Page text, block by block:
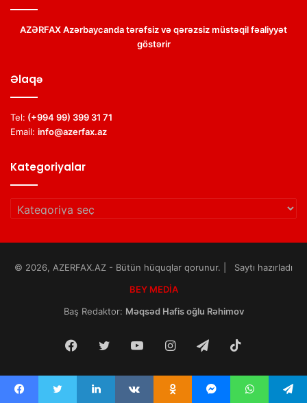
AZƏRFAX Azərbaycanda tərəfsiz və qərəzsiz müstəqil fəaliyyət
göstərir
Əlaqə
Tel: (+994 99) 399 31 71
Email: info@azerfax.az
Kategoriyalar
Kategoriyalar
© 2026, AZERFAX.AZ - Bütün hüquqlar qorunur. | Saytı hazırladı
BEY MEDİA
Baş Redaktor: Məqsəd Hafis oğlu Rəhimov
Facebook
Twitter YouTubeInstagramTelegram